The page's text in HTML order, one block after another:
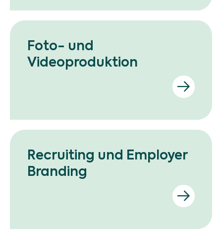
Foto- und
Videoproduktion
Recruiting und Employer
Branding